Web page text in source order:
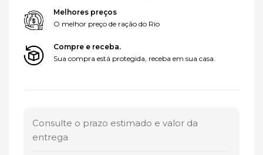
Melhores preços
O melhor preço de ração do Rio
Compre e receba.
Sua compra está protegida, receba em sua casa.
Consulte o prazo estimado e valor da
entrega